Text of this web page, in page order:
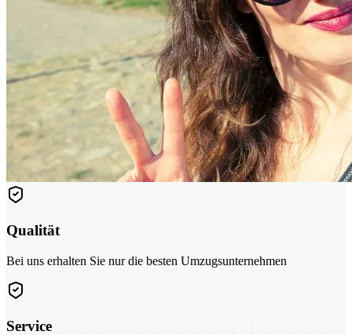
Qualität
Bei uns erhalten Sie nur die besten Umzugsunternehmen
Service